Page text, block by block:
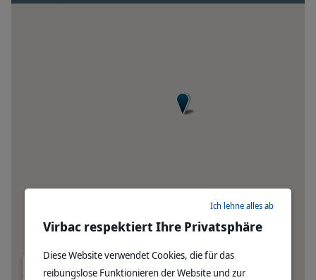
Virbac respektiert Ihre Privatsphäre
Diese Website verwendet Cookies, die für das
reibungslose Funktionieren der Website und zur
Ich lehne alles ab